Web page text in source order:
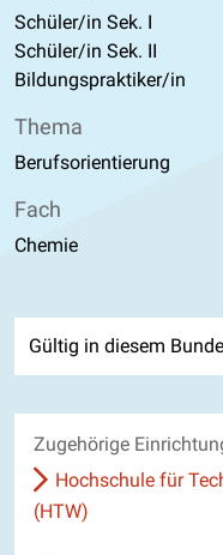
Schüler/in Sek. I
Schüler/in Sek. II
Bildungspraktiker/in
Thema
Berufsorientierung
Fach
Chemie
Gültig in diesem
Zugehörige
Hochschule für
(HTW)